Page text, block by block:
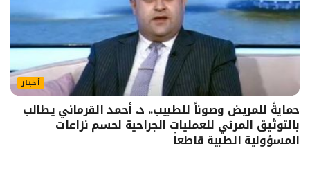
أخبار
حمايةً للمريض وصوناً للطبيب.. د. أحمد القرماني يطالب
بالتوثيق المرئي للعمليات الجراحية لحسم نزاعات
المسؤولية الطبية قاطعاً